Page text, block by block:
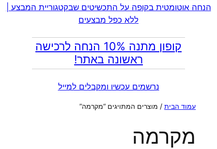
הנחה אוטומטית בקופה על התכשיטים שבקטגוריית המבצע |
ללא כפל מבצעים
קופון מתנה 10% הנחה לרכישה
ראשונה באתר!
נרשמים עכשיו ומקבלים למייל
עמוד הבית/ מוצרים המתויגים “מקרמה”
מקרמה